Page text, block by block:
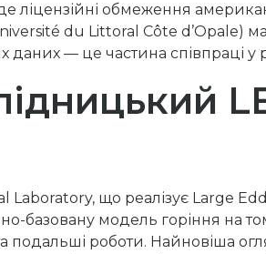
ліцензійні обмеження
du Littoral Côte d’Opale)
даних — це частина співпраці
Laboratory, що реалізує Large
базовану модель горіння на
подальші роботи. Найновіша